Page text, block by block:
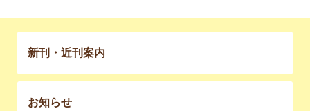
新刊・近刊案内
お知らせ